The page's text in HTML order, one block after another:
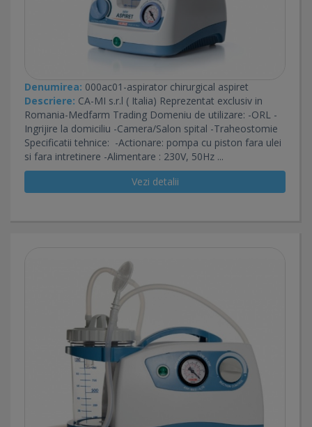
Denumirea: 000ac01-aspirator chirurgical aspiret
Descriere: CA-MI s.r.l ( Italia) Reprezentat exclusiv in
Romania-Medfarm Trading Domeniu de utilizare: -ORL -
Ingrijire la domiciliu -Camera/Salon spital -Traheostomie
Specificatii tehnice: -Actionare: pompa cu piston fara ulei
si fara intretinere -Alimentare : 230V, 50Hz ...
Vezi detalii